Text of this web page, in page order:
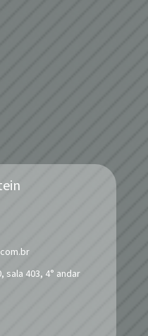
sala 403, 4° andar